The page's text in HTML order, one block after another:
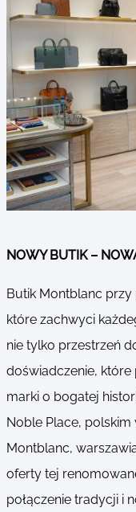
NOWY BUTIK –
Butik Montblanc
które zachwyci
nie tylko przestrzeń
doświadczenie,
marki o bogatej
Noble Place,
Montblanc,
oferty tej
połączenie tradycji i